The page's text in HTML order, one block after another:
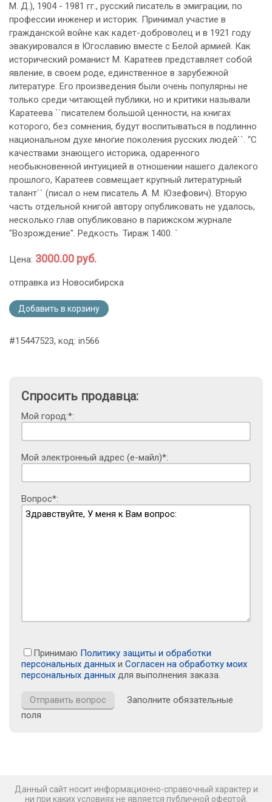
М. Д.), 1904 - 1981 гг., русский писатель в эмиграции, по
профессии инженер и историк. Принимал участие в
гражданской войне как кадет-доброволец и в 1921 году
эвакуировался в Югославию вместе с Белой армией. Как
исторический романист М. Каратеев представляет собой
явление, в своем роде, единственное в зарубежной
литературе. Его произведения были очень популярны не
только среди читающей публики, но и критики называли
Каратеева ``писателем большой ценности, на книгах
которого, без сомнения, будут воспитываться в подлинно
национальном духе многие поколения русских людей``. “С
качествами знающего историка, одаренного
необыкновенной интуицией в отношении нашего далекого
прошлого, Каратеев совмещает крупный литературный
талант`` (писал о нем писатель А. М. Юзефович). Вторую
часть отдельной книгой автору опубликовать не удалось,
несколько глав опубликовано в парижском журнале
"Возрождение". Редкость. Тираж 1400. `
Цена: 3000.00 руб.
отправка из Новосибирска
Добавить в корзину
#15447523, код: in566
Спросить продавца:
Мой город:*:
Мой электронный адрес (е-майл)*:
Вопрос*:
Принимаю Политику защиты и обработки
персональных данных и Согласен на обработку моих
персональных данных для выполнения заказа.
Заполните обязательные
поля
Данный сайт носит информационно-справочный характер и
ни при каких условиях не является публичной офертой.